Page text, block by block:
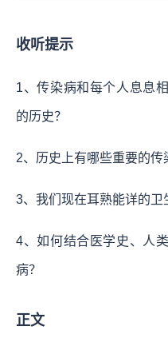
收听提示
1、传染病和每个人息息
的历史？
2、历史上有哪些重要的传
3、我们现在耳熟能详的卫
4、如何结合医学史、人
病？
正文